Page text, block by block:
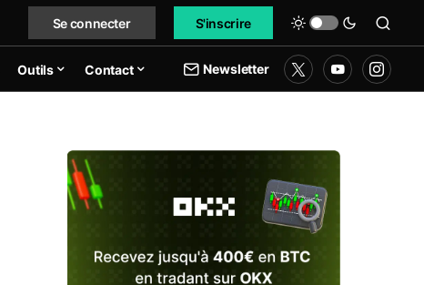
Se connecter S'inscrire
Outils Contact Newsletter